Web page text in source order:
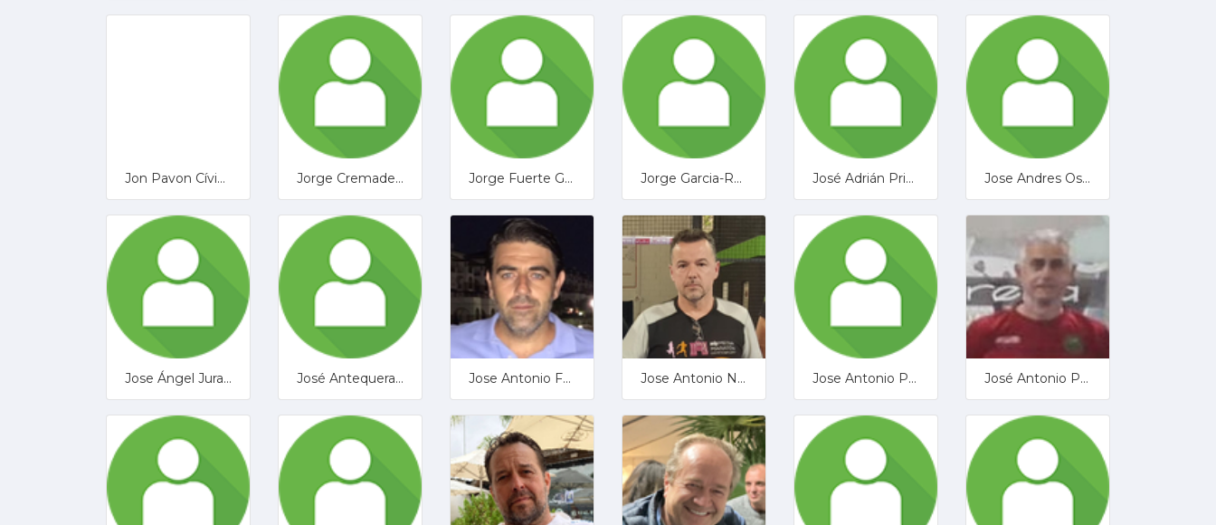
Jon Pavon Cívico Jorge Cremades Ariza Jorge Fuerte García Jorge Garcia-Revillo Fernández José Adrián Prieto Núñez Jose Andres Ostos Rivero
Jose Ángel Jurado Aguayo José Antequera García Jose Antonio Fernandez Gallardo Jose Antonio Nadales Carmona Jose Antonio Pardo José Antonio Porras